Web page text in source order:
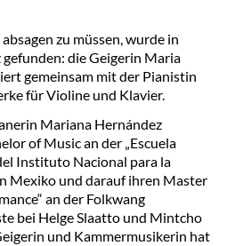
zu müssen, wurde in
die Geigerin Maria
gemeinsam mit der Pianistin
für Violine und Klavier.
Mariana Hernández
of Music an der „Escuela
Instituto Nacional para la
Mexiko und darauf ihren Master
an der Folkwang
bei Helge Slaatto und Mintcho
und Kammermusikerin hat